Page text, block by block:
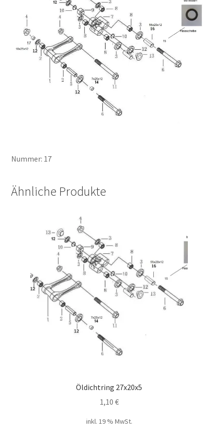
Nummer: 17
Ähnliche Produkte
Öldichtring 27x20x5
1,10 €
inkl. 19 % MwSt.